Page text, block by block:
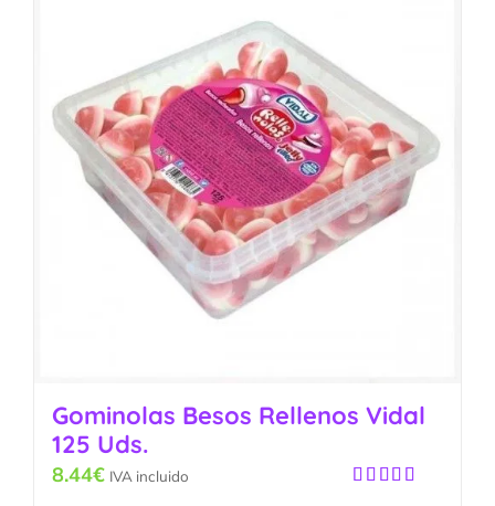
Gominolas Besos Rellenos Vidal
125 Uds.
8.44€ IVA incluido